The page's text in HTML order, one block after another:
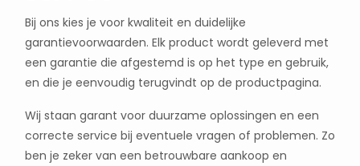
Bij ons kies je voor kwaliteit en duidelijke
garantievoorwaarden. Elk product wordt geleverd met
een garantie die afgestemd is op het type en gebruik,
en die je eenvoudig terugvindt op de productpagina.
Wij staan garant voor duurzame oplossingen en een
correcte service bij eventuele vragen of problemen. Zo
ben je zeker van een betrouwbare aankoop en